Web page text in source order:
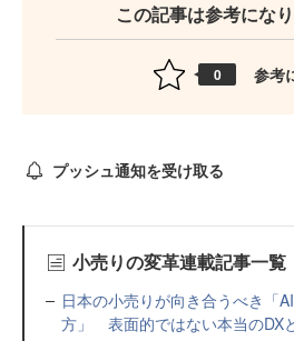
この記事は参考にな
0 参考
プッシュ通知を受け取る
小売りの変革連載記事一覧
日本の小売りが向き合うべき「
方」 表面的ではない本当のDX